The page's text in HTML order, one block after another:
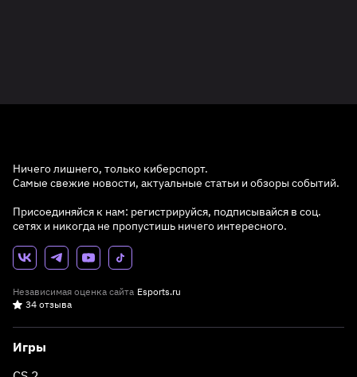
Ничего лишнего, только киберспорт.
Самые свежие новости, актуальные статьи и обзоры событий.
Присоединяйся к нам: регистрируйся, подписывайся в соц.
сетях и никогда не пропустишь ничего интересного.
Независимая оценка сайта Esports.ru
34 отзыва
Игры